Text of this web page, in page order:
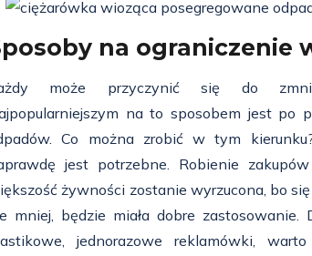
na ograniczenie
może przyczynić się do
na to sposobem jest po
Co można zrobić w tym
jest potrzebne. Robienie
żywności zostanie wyrzucona, bo
mniej, będzie miała dobre
jednorazowe reklamówki,